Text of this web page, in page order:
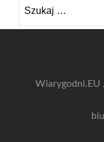
Wiarygodni.EU